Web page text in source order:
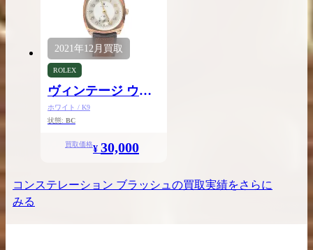
2021年12月 買取
ROLEX
ヴィンテージ ウォ
ッチ
ホワイト / K9
状態: BC
買取価格¥ 30,000
コンステレーション ブラッシュ の買取実績をさらに
みる